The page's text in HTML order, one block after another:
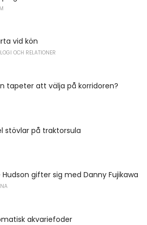
vid kön
OCH RELATIONER
tapeter att välja på korridoren?
stövlar på traktorsula
Hudson gifter sig med Danny Fujikawa
akvariefoder